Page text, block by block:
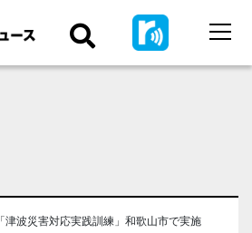
「津波災害対応実践訓練」和歌山市で実施